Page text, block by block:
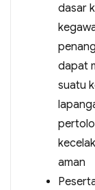
dasar
dapat
suatu
aman